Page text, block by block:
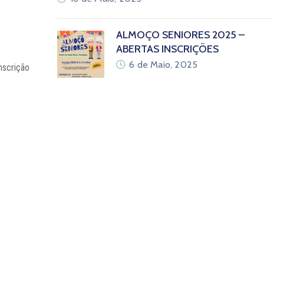
ALMOÇO SENIORES 2025 –
ABERTAS INSCRIÇÕES
6 de Maio, 2025